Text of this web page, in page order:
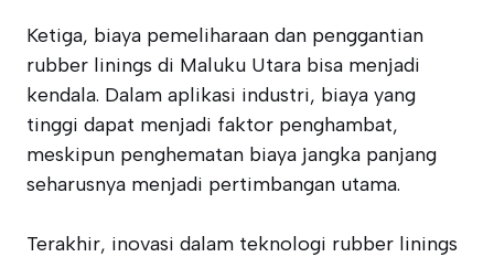
Ketiga, biaya pemeliharaan dan penggantian
rubber linings di Maluku Utara bisa menjadi
kendala. Dalam aplikasi industri, biaya yang
tinggi dapat menjadi faktor penghambat,
meskipun penghematan biaya jangka panjang
seharusnya menjadi pertimbangan utama.
Terakhir, inovasi dalam teknologi rubber linings